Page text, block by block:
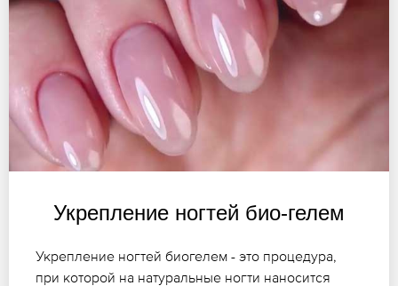
Укрепление ногтей био-гелем
Укрепление ногтей биогелем - это процедура,
при которой на натуральные ногти наносится